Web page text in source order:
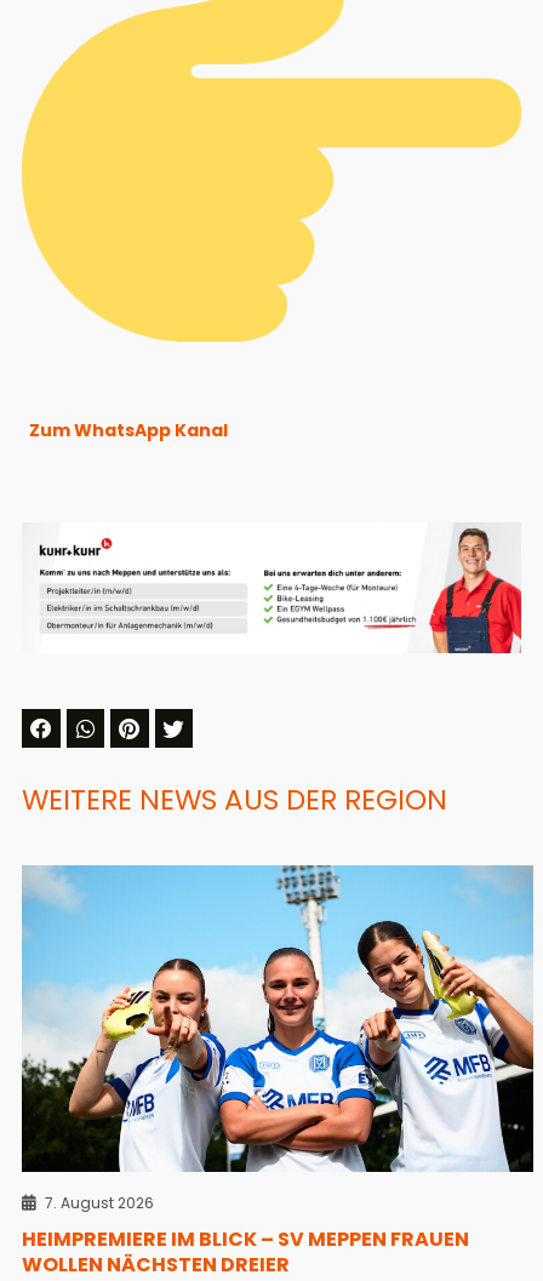
Zum WhatsApp Kanal
WEITERE NEWS AUS DER REGION
7. August 2026
HEIMPREMIERE IM BLICK – SV MEPPEN FRAUEN
WOLLEN NÄCHSTEN DREIER